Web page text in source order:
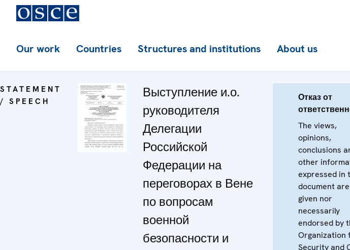
Our work Countries Structures and institutions About us
STATEMENT
/ SPEECH
Выступление и.о.
руководителя
Делегации
Российской
Федерации на
переговорах в Вене
по вопросам
военной
безопасности и
Отказ от
The views,
opinions,
conclusions
other
expressed in
document
given nor
necessarily
endorsed by
Organization
Security and